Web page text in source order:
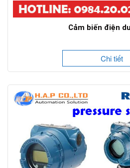
Cảm biến điện
Chi tiết